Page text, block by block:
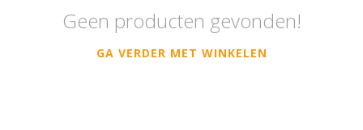
Geen producten gevonden!
GA VERDER MET WINKELEN